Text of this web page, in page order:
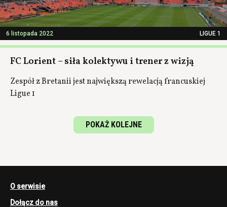
6 listopada 2022 LIGUE 1
FC Lorient – siła kolektywu i trener z wizją
Zespół z Bretanii jest największą rewelacją francuskiej
Ligue 1
POKAŻ KOLEJNE
O serwisie
Dołącz do nas